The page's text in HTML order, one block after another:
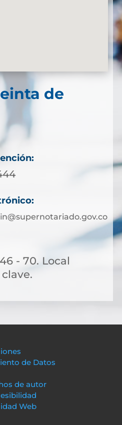
de
- 70. Local
de Datos
de autor
Web